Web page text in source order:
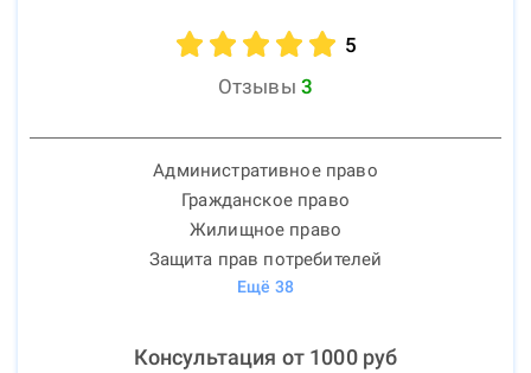
5
Отзывы 3
Административное право
Гражданское право
Жилищное право
Защита прав потребителей
Ещё 38
Консультация от 1000руб